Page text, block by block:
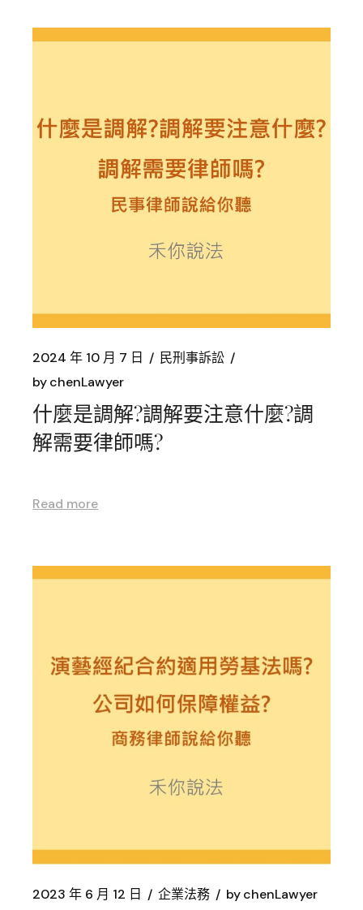
2024 年 10 月 7 日
民刑事訴訟
bychenLawyer
什麼是調解?調解要注意什麼?調
解需要律師嗎?
Read more
2023 年 6 月 12 日 企業法務 bychenLawyer